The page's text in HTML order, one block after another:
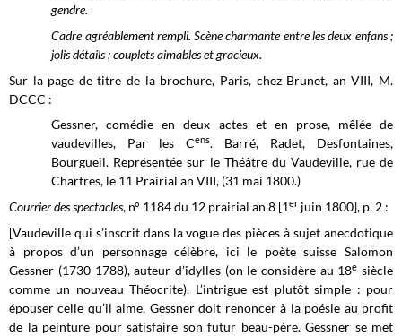
gendre.
Cadre agréablement rempli. Scène charmante entre les deux enfans ;
jolis détails ; couplets aimables et gracieux.
Sur la page de titre de la brochure, Paris, chez Brunet, an VIII, M.
DCCC :
Gessner, comédie en deux actes et en prose, mêlée de
vaudevilles, Par les Cens. Barré, Radet, Desfontaines,
Bourgueil. Représentée sur le Théâtre du Vaudeville, rue de
Chartres, le 11 Prairial an VIII, (31 mai 1800.)
Courrier des spectacles, n° 1184 du 12 prairial an 8 [1er juin 1800], p. 2 :
[Vaudeville qui s’inscrit dans la vogue des pièces à sujet anecdotique
à propos d’un personnage célèbre, ici le poète suisse Salomon
Gessner (1730-1788), auteur d’idylles (on le considère au 18e siècle
comme un nouveau Théocrite). L’intrigue est plutôt simple : pour
épouser celle qu’il aime, Gessner doit renoncer à la poésie au profit
de la peinture pour satisfaire son futur beau-père. Gessner se met